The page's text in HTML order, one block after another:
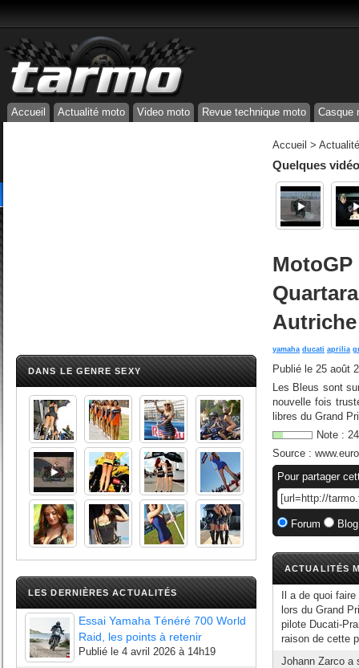
Accueil Actualité moto Video moto Revue technique moto Casque
DANS LE GENRE SEXY
LES DERNIÈRES ACTUALITÉS
Essai Yamaha Ténéré 700 World
Raid, les points à retenir
Publié le 4 avril 2026 à 14h19
Accueil >
Quelques
MotoGP
Autriche
yamaha ducati aprilia
Publié le 25 août
Les Bleus sont
nouvelle fois
libres du Grand
Note : 24
Source :
Pour partager
Forum
ACTUALITÉS
Il a de quoi
lors du Grand
pilote Ducati-
raison de cette
Johann Zarco a